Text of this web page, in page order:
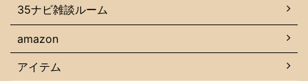
35ナビ雑談ルーム
amazon
アイテム